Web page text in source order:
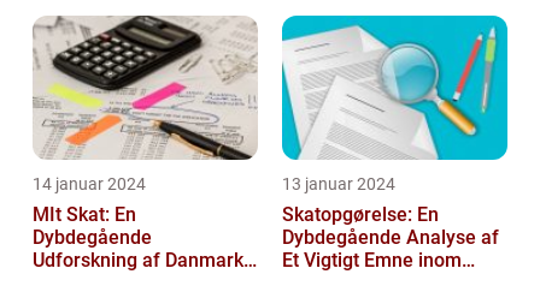
14 januar 2024
MIt Skat: En
Dybdegående
Udforskning af Danmarks
13 januar 2024
Skatopgørelse: En
Dybdegående Analyse af
Et Vigtigt Emne inom